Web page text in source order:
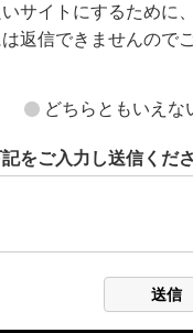
サイトにするために
返信できませんので
どちらともいえな
をご入力し送信くださ